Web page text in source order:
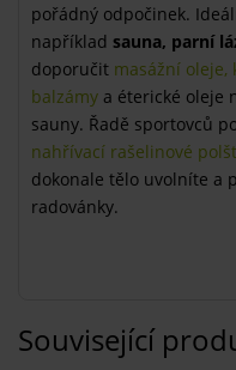
pořádný odpočinek.
například sauna, parní
doporučit masážní oleje,
balzámy a éterické oleje
sauny. Řadě sportovců
nahřívací rašelinové
dokonale tělo uvolníte a
radovánky.
Související